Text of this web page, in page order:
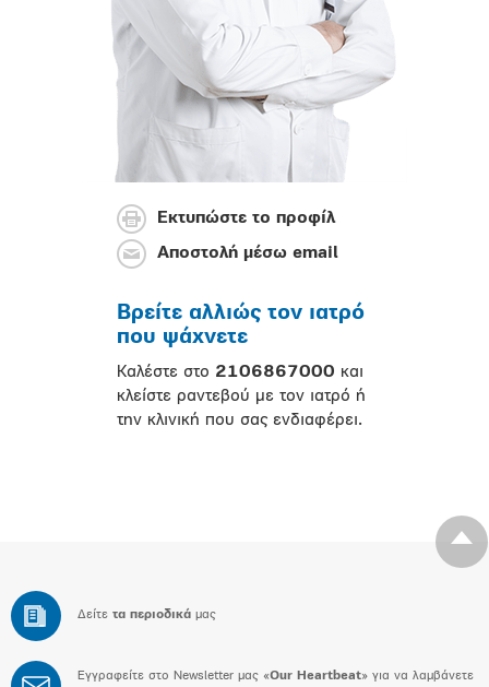
Εκτυπώστε το προφίλ
Αποστολή μέσω email
Βρείτε αλλιώς τον ιατρό
που ψάχνετε
Καλέστε στο 2106867000 και
κλείστε ραντεβού με τον ιατρό ή
την κλινική που σας ενδιαφέρει.
Δείτε τα περιοδικά μας
Εγγραφείτε στο Newsletter μας «Our Heartbeat» για να λαμβάνετε